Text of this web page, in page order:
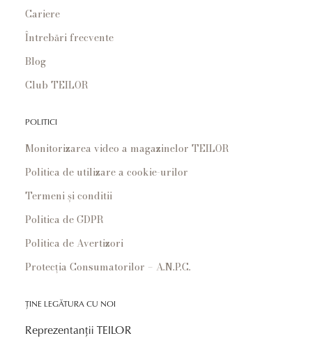
Cariere
Întrebări frecvente
Blog
Club TEILOR
POLITICI
Monitorizarea video a magazinelor TEILOR
Politica de utilizare a cookie-urilor
Termeni și conditii
Politica de GDPR
Politica de Avertizori
Protecția Consumatorilor – A.N.P.C.
ȚINE LEGĂTURA CU NOI
Reprezentanții TEILOR